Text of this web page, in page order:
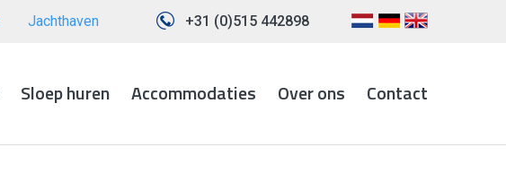
+31 (0)515 442898
Jachthaven
Sloep huren Accommodaties Over ons Contact